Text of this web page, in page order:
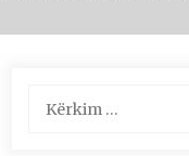
për: